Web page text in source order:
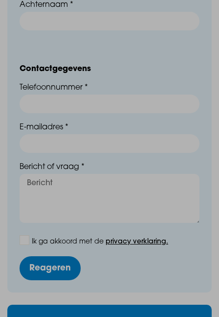
Achternaam *
Contactgegevens
Telefoonnummer *
E-mailadres *
Bericht of vraag *
Ik ga akkoord met de privacy verklaring.
Reageren